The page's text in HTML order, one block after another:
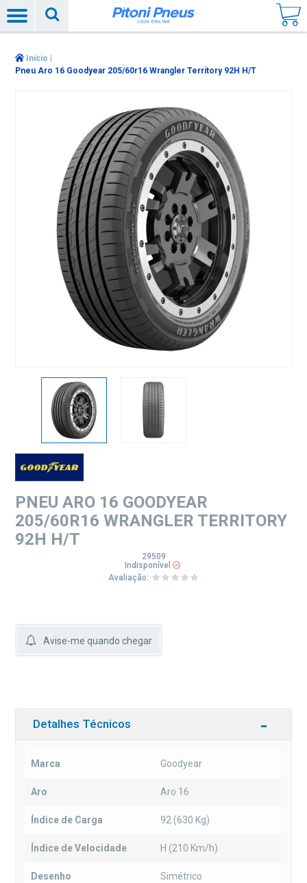
Início
Pneu Aro 16 Goodyear 205/60r16 Wrangler Territory 92H H/T
PNEU ARO 16 GOODYEAR
205/60R16 WRANGLER TERRITORY
92H H/T
29509
Indisponível
Avaliação:
Avise-me quando chegar
Detalhes Técnicos
Marca Goodyear
Aro Aro 16
Índice de Carga 92 (630 Kg)
Índice de Velocidade H (210 Km/h)
Desenho Simétrico